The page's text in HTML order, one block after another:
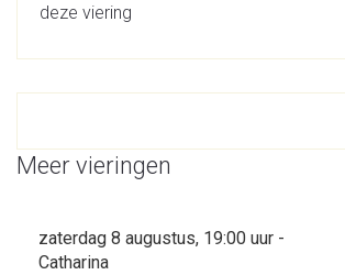
deze viering
Meer vieringen
zaterdag 8 augustus, 19:00 uur -
Catharina